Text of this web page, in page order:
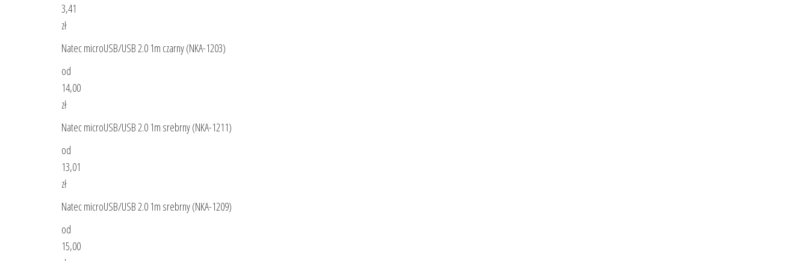
3,41
zł
Natec microUSB/USB 2.0 1m czarny (NKA-1203)
od
14,00
zł
Natec microUSB/USB 2.0 1m srebrny (NKA-1211)
od
13,01
zł
Natec microUSB/USB 2.0 1m srebrny (NKA-1209)
od
15,00